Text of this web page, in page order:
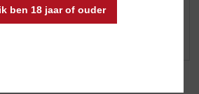
ben 18 jaar of ouder